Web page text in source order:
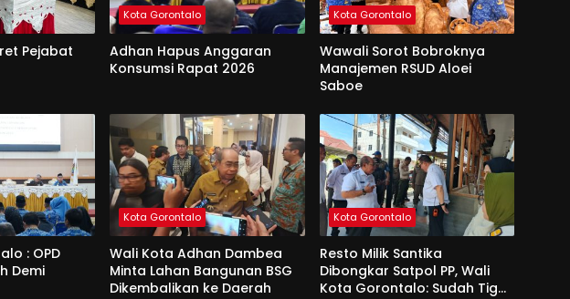
Pejabat
Kota Gorontalo
Adhan Hapus Anggaran
Konsumsi Rapat 2026
Kota Gorontalo
Wawali Sorot Bobroknya
Manajemen RSUD Aloei
Saboe
: OPD
Demi
Kota Gorontalo
Wali Kota Adhan Dambea
Minta Lahan Bangunan BSG
Dikembalikan ke Daerah
Kota Gorontalo
Resto Milik Santika
Dibongkar Satpol PP, Wali
Kota Gorontalo: Sudah Tiga